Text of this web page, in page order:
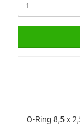
O-Ring 8,5 x